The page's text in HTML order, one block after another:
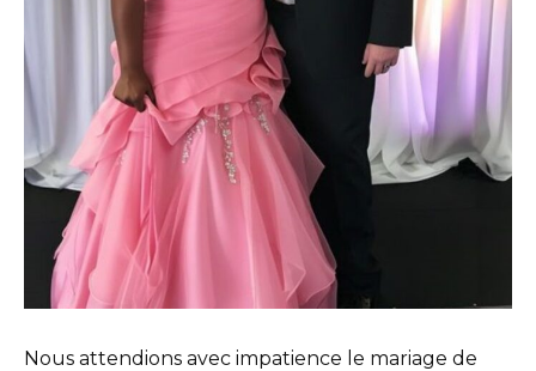
Nous attendions avec impatience le mariage de